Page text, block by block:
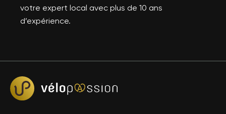
votre expert local avec plus de 10 ans
d’expérience.